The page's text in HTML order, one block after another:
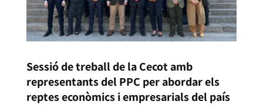
Sessió de treball de la Cecot amb
representants del PPC per abordar els
reptes econòmics i empresarials del país